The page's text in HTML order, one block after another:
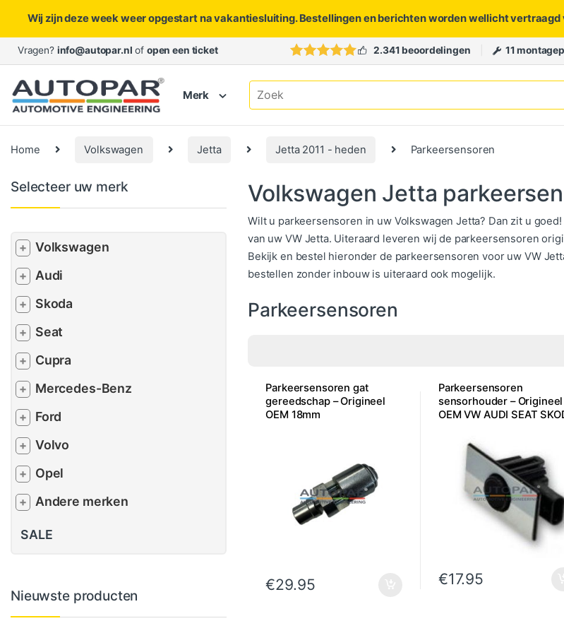
Wij zijn deze week weer opgestart na vakantiesluiting. Bestellingen en berichten worden wellicht
Skip to navigation
Skip to content
Vragen? info@autopar.nl of open een ticket 2.341 beoordelingen 11
Merk
Search for:
Home Volkswagen Jetta Jetta 2011 - heden Parkeersensoren
Volkswagen Jetta
Wilt u parkeersensoren in uw Volkswagen Jetta? Dan zit u
van uw VW Jetta. Uiteraard leveren wij de parkeersensoren
Bekijk en bestel hieronder de parkeersensoren voor uw VW
bestellen zonder inbouw is uiteraard ook mogelijk.
Parkeersensoren
Parkeersensoren gat
gereedschap – Origineel
OEM 18mm
€29.95
Parkeersensoren
sensorhouder – Origineel
OEM VW AUDI SEAT
€17.95
Selecteer uw merk
+ Volkswagen
+ Audi
+ Skoda
+ Seat
+ Cupra
+ Mercedes-Benz
+ Ford
+ Volvo
+ Opel
+ Andere merken
SALE
Nieuwste producten